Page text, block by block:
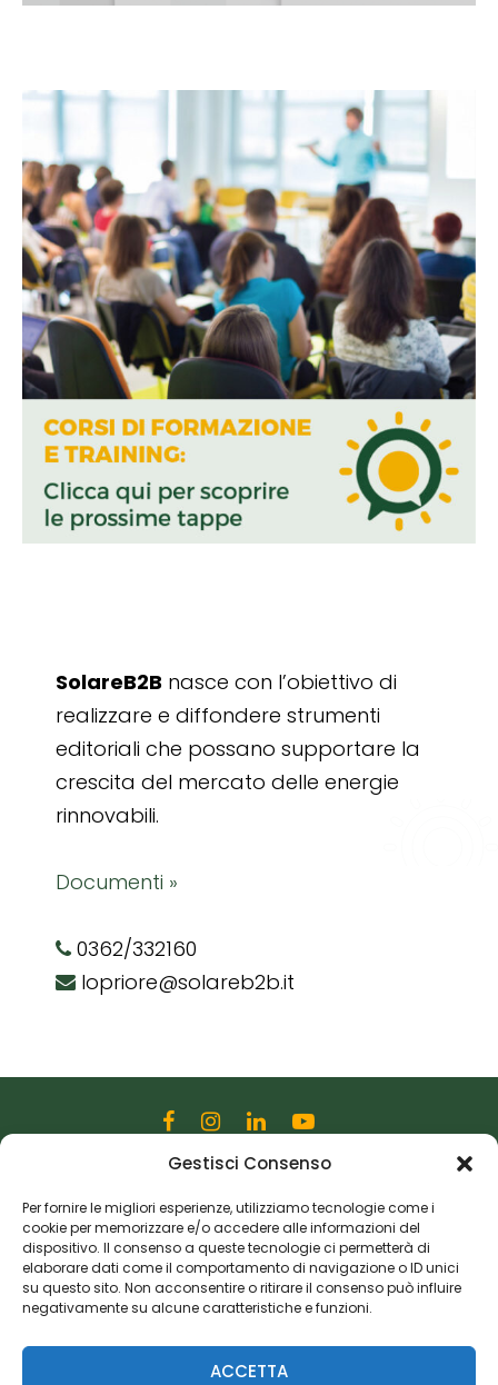
Gestisci Consenso
Per fornire le migliori esperienze, utilizziamo tecnologie come i
cookie per memorizzare e/o accedere alle informazioni del
dispositivo. Il consenso a queste tecnologie ci permetterà di
elaborare dati come il comportamento di navigazione o ID unici
su questo sito. Non acconsentire o ritirare il consenso può influire
negativamente su alcune caratteristiche e funzioni.
ACCETTA
SolareB2B nasce con l’obiettivo di
realizzare e diffondere strumenti
editoriali che possano supportare la
crescita del mercato delle energie
rinnovabili.
Documenti »
0362/332160
lopriore@solareb2b.it
Via Martiri della Libertà, 28
20833 Giussano (MB)
P.I. 06982770965
Privacy Policy